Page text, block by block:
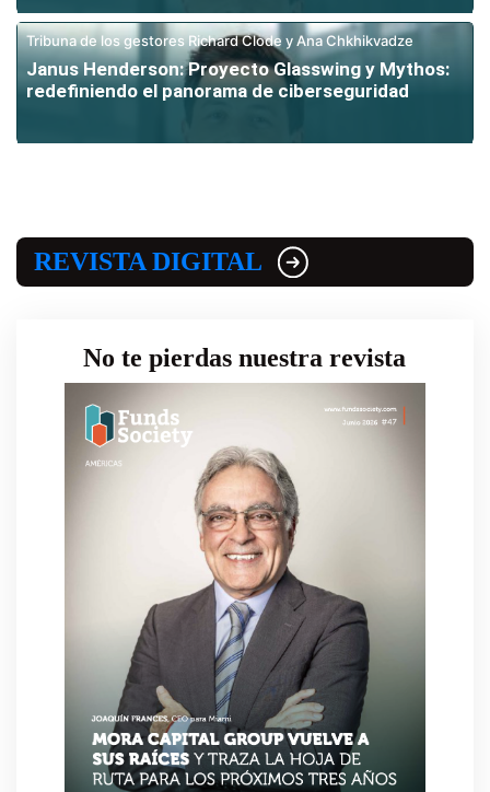
Tribuna de los gestores Richard Clode y Ana Chkhikvadze
Janus Henderson: Proyecto Glasswing y Mythos:
redefiniendo el panorama de ciberseguridad
REVISTA DIGITAL
No te pierdas nuestra revista